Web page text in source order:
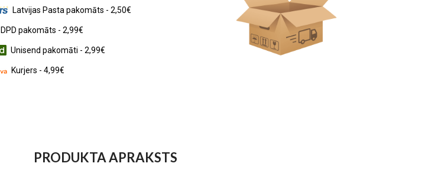
Latvijas Pasta pakomāts - 2,50€
DPD pakomāts - 2,99€
Unisend pakomāti - 2,99€
Kurjers - 4,99€
PRODUKTA APRAKSTS